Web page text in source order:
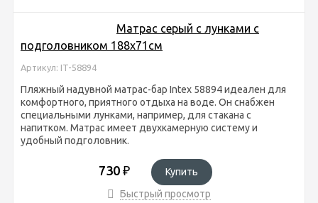
Матрас серый с лунками с
подголовником 188х71см
Артикул: IT-58894
Пляжный надувной матрас-бар Intex 58894 идеален для
комфортного, приятного отдыха на воде. Он снабжен
специальными лунками, например, для стакана с
напитком. Матрас имеет двухкамерную систему и
удобный подголовник.
730 ₽
Купить
Быстрый просмотр